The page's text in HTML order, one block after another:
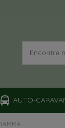
AUTO-